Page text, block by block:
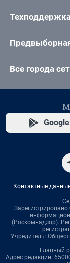
Техподдержка
Все города
Контактные
(Роскомнадзор).
Учредитель:
Главный
Адрес редакции: